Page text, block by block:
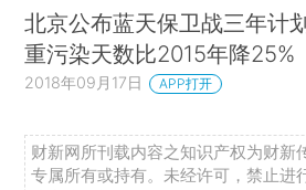
北京公布蓝天保卫战三年计
重污染天数比2015年降25%
2018年09月17日 APP打开
财新网所刊载内容之知识产权为财新
专属所有或持有。未经许可，禁止进